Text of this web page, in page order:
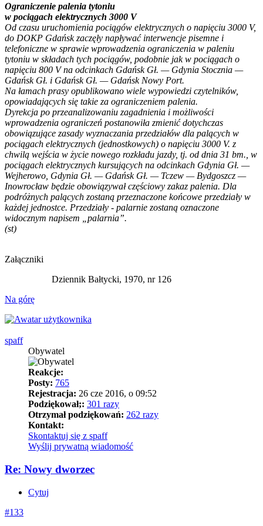
Ograniczenie palenia tytoniu
w pociągach elektrycznych 3000 V
Od czasu uruchomienia pociągów elektrycznych o napięciu 3000 V,
do DOKP Gdańsk zaczęły napływać interwencje pisemne i
telefoniczne w sprawie wprowadzenia ograniczenia w paleniu
tytoniu w składach tych pociągów, podobnie jak w pociągach o
napięciu 800 V na odcinkach Gdańsk Gł. — Gdynia Stocznia —
Gdańsk Gł. i Gdańsk Gł. — Gdańsk Nowy Port.
Na łamach prasy opublikowano wiele wypowiedzi czytelników,
opowiadających się takie za ograniczeniem palenia.
Dyrekcja po przeanalizowaniu zagadnienia i możliwości
wprowadzenia ograniczeń postanowiła zmienić dotychczas
obowiązujące zasady wyznaczania przedziałów dla palących w
pociągach elektrycznych (jednostkowych) o napięciu 3000 V. z
chwilą wejścia w życie nowego rozkładu jazdy, tj. od dnia 31 bm., w
pociągach elektrycznych kursujących na odcinkach Gdynia Gł. —
Wejherowo, Gdynia Gł. — Gdańsk Gł. — Tczew — Bydgoszcz —
Inowrocław będzie obowiązywał częściowy zakaz palenia. Dla
podróżnych palących zostaną przeznaczone końcowe przedziały w
każdej jednostce. Przedziały - palarnie zostaną oznaczone
widocznym napisem „palarnia”.
(st)
Załączniki
Dziennik Bałtycki, 1970, nr 126
Na górę
spaff
Obywatel
Reakcje:
Posty: 765
Rejestracja: 26 cze 2016, o 09:52
Podziękował;: 301 razy
Otrzymał podziękowań: 262 razy
Kontakt:
Skontaktuj się z spaff
Wyślij prywatną wiadomość
Re: Nowy dworzec
Cytuj
#133